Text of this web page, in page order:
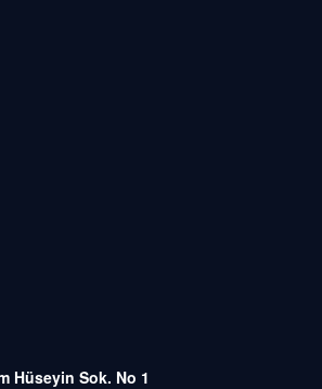
Hüseyin Sok. No 1